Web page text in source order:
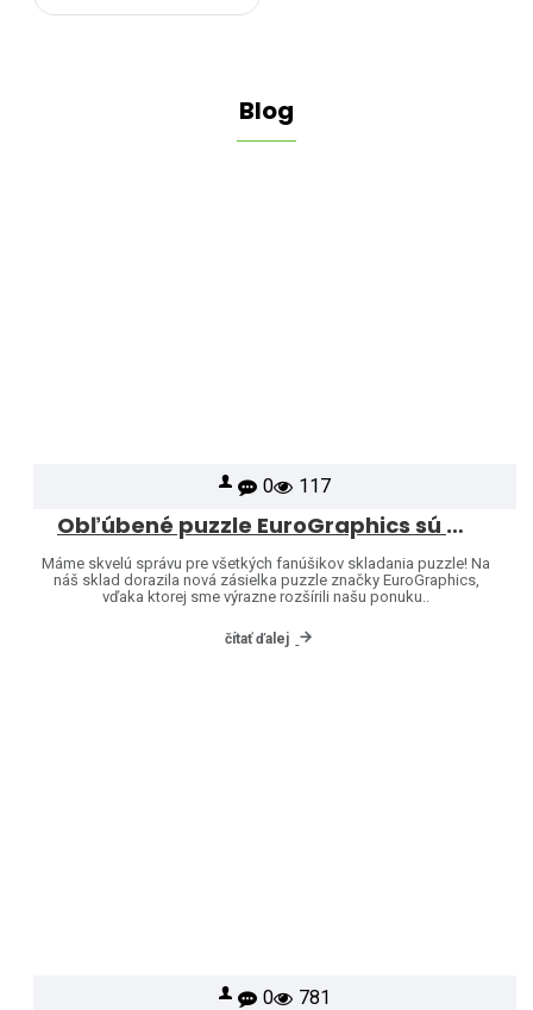
Blog
0 117
Obľúbené puzzle EuroGraphics sú opäť skladom – a ponuku sme rozšírili o ďalšie motívy!
Máme skvelú správu pre všetkých fanúšikov skladania puzzle! Na
náš sklad dorazila nová zásielka puzzle značky EuroGraphics,
vďaka ktorej sme výrazne rozšírili našu ponuku..
čítať ďalej
0 781